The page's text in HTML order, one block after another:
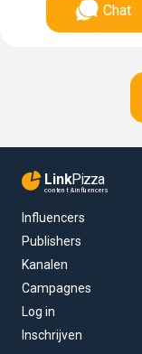
Chat
LinkPizza
content & influencers
Influencers
Publishers
Kanalen
Campagnes
Log in
Inschrijven